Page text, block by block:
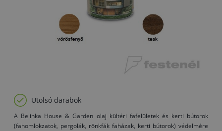
Utolsó darabok
A Belinka House & Garden olaj kültéri fafelületek és kerti bútorok
(fahomlokzatok, pergolák, rönkfák faházak, kerti bútorok) védelmére